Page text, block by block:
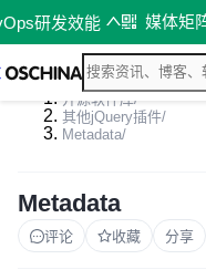
研发效能 媒体矩
开源软件库/
其他jQuery插件/
Metadata/
Metadata
评论 收藏 分享